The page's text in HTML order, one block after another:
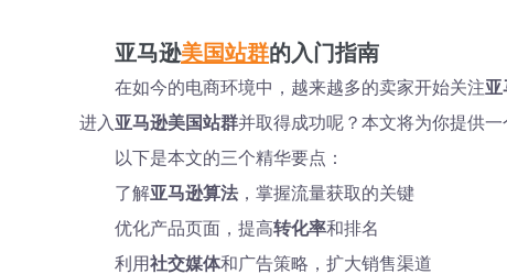
亚马逊美国站群的入门指南
在如今的电商环境中，越来越多的卖家开始关注亚
进入 亚马逊美国站群并取得成功呢？本文将为你提供
以下是本文的三个精华要点：
了解亚马逊算法 ，掌握流量获取的关键
优化产品页面，提高转化率和排名
利用社交媒体和广告策略，扩大销售渠道